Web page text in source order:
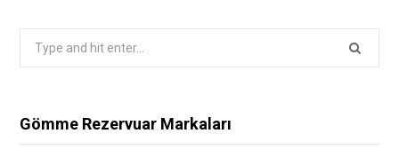
Gömme Rezervuar Markaları